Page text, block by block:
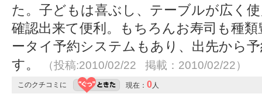
た。子どもは喜ぶし、テーブルが広く
確認出来て便利。もちろんお寿司も種
ータイ予約システムもあり、出先から
す。
（投稿:2010/02/22 掲載：2010/02/22）
このクチコミに 現在： 0人